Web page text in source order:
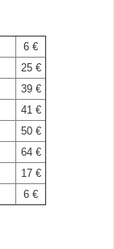
6 €
25 €
39 €
41 €
50 €
64 €
17 €
6 €